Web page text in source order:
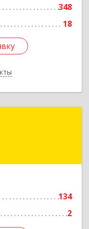
348
18
134
2
г, 177-й кв-л,